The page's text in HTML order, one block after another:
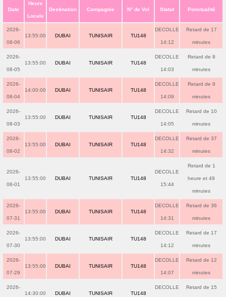
Date
Heure
Locale
Destination Compagnie N° de Vol Statut Ponctualité
2026-
08-06
13:55:00 DUBAI TUNISAIR TU148
DECOLLE
14:12
Retard de 17
minutes
2026-
08-05
13:55:00 DUBAI TUNISAIR TU148
DECOLLE
14:03
Retard de 8
minutes
2026-
08-04
14:00:00 DUBAI TUNISAIR TU148
DECOLLE
14:09
Retard de 9
minutes
2026-
08-03
13:55:00 DUBAI TUNISAIR TU148
DECOLLE
14:05
Retard de 10
minutes
2026-
08-02
13:55:00 DUBAI TUNISAIR TU148
DECOLLE
14:32
Retard de 37
minutes
2026-
08-01
13:55:00 DUBAI TUNISAIR TU148
DECOLLE
15:44
Retard de 1
heure et 49
minutes
2026-
07-31
13:55:00 DUBAI TUNISAIR TU148
DECOLLE
14:31
Retard de 36
minutes
2026-
07-30
13:55:00 DUBAI TUNISAIR TU148
DECOLLE
14:12
Retard de 17
minutes
2026-
07-29
13:55:00 DUBAI TUNISAIR TU148
DECOLLE
14:07
Retard de 12
minutes
2026-
14:30:00 DUBAI TUNISAIR TU148
DECOLLE Retard de 15